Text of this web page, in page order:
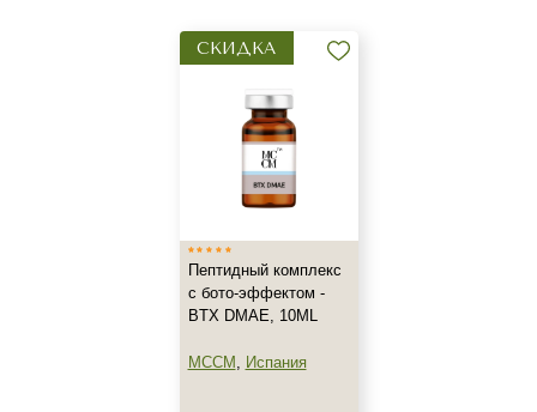
СКИДКА
Пептидный комплекс
с бото-эффектом -
BTX DMAE, 10ML
MCCM , Испания